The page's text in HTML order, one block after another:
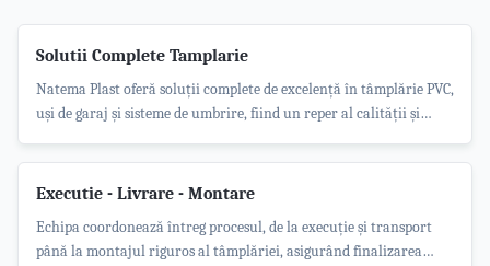
Solutii Complete Tamplarie
Natema Plast oferă soluții complete de excelență în tâmplărie PVC,
uși de garaj și sisteme de umbrire, fiind un reper al calității și
Executie - Livrare - Montare
Echipa coordonează întreg procesul, de la execuție și transport
până la montajul riguros al tâmplăriei, asigurând finalizarea